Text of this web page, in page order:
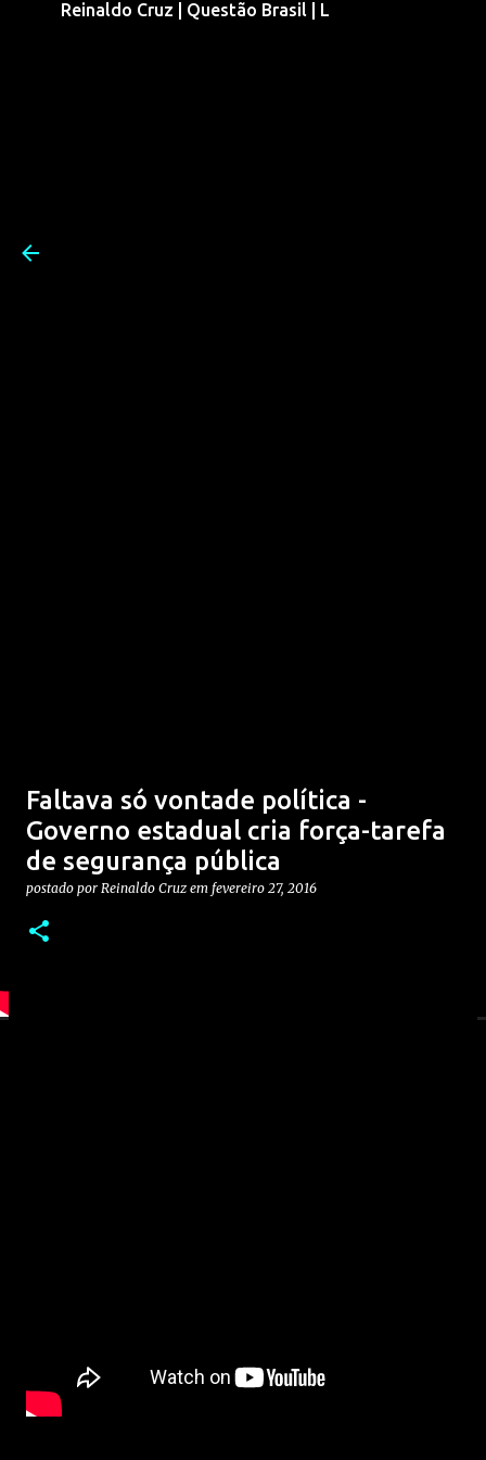
Reinaldo Cruz | Questão Brasil | L
Faltava só vontade política -
Governo estadual cria força-tarefa
de segurança pública
postado por Reinaldo Cruz em fevereiro 27, 2016